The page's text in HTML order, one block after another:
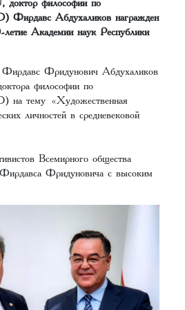
доктор философии по
Фирдавс Абдухаликов награжден
Академии наук Республики
Фридунович Абдухаликов
философии по
на тему «Художественная
личностей в средневековой
Всемирного общества
Фирдавса Фридуновича с высоким